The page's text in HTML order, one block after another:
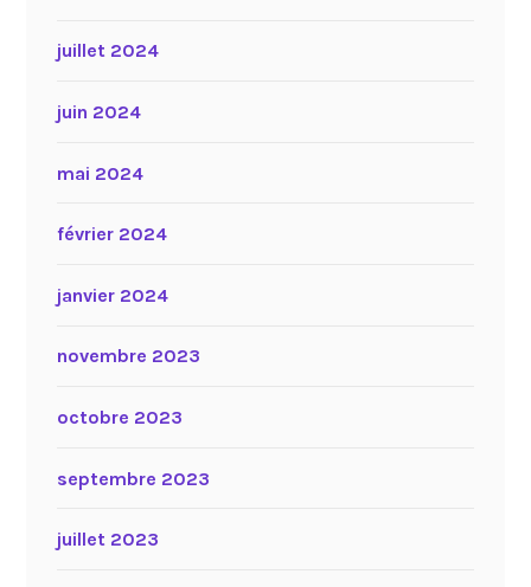
juillet 2024
juin 2024
mai 2024
février 2024
janvier 2024
novembre 2023
octobre 2023
septembre 2023
juillet 2023